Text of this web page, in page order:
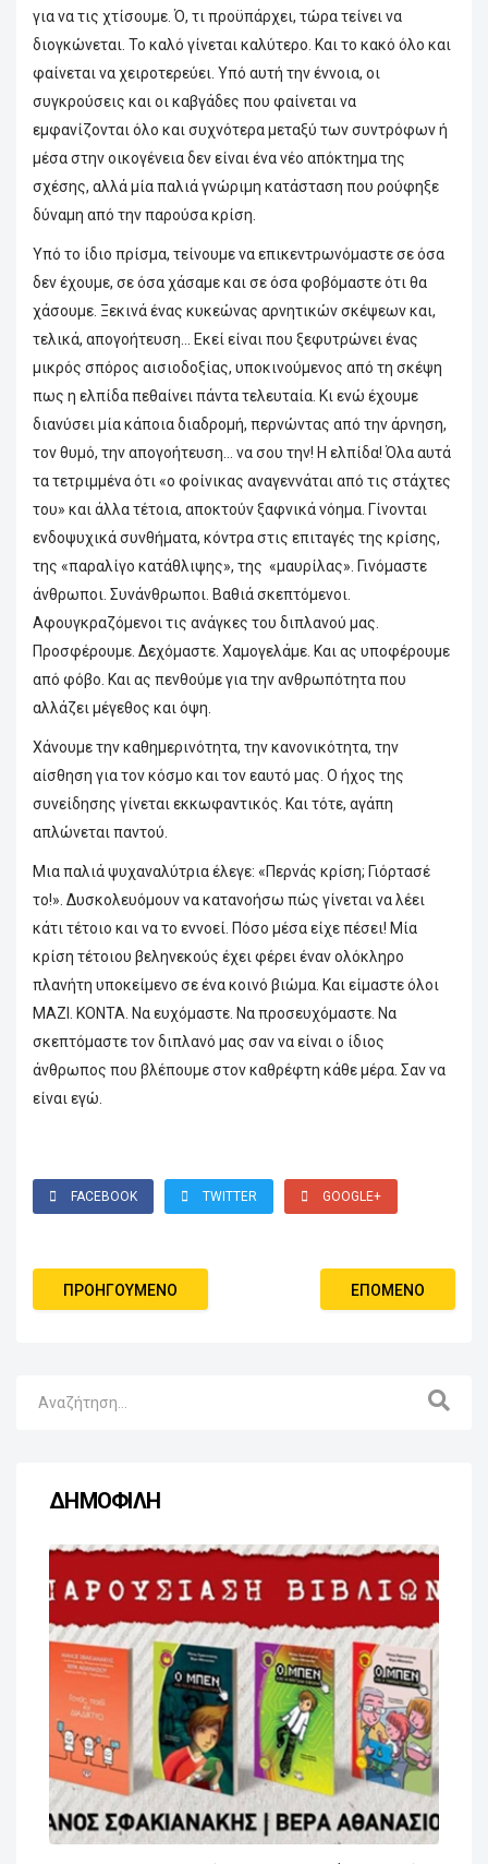
για να τις χτίσουμε. Ό, τι προϋπάρχει, τώρα τείνει να
διογκώνεται. Το καλό γίνεται καλύτερο. Και το κακό όλο και
φαίνεται να χειροτερεύει. Υπό αυτή την έννοια, οι
συγκρούσεις και οι καβγάδες που φαίνεται να
εμφανίζονται όλο και συχνότερα μεταξύ των συντρόφων ή
μέσα στην οικογένεια δεν είναι ένα νέο απόκτημα της
σχέσης, αλλά μία παλιά γνώριμη κατάσταση που ρούφηξε
δύναμη από την παρούσα κρίση.
Υπό το ίδιο πρίσμα, τείνουμε να επικεντρωνόμαστε σε όσα
δεν έχουμε, σε όσα χάσαμε και σε όσα φοβόμαστε ότι θα
χάσουμε. Ξεκινά ένας κυκεώνας αρνητικών σκέψεων και,
τελικά, απογοήτευση… Εκεί είναι που ξεφυτρώνει ένας
μικρός σπόρος αισιοδοξίας, υποκινούμενος από τη σκέψη
πως η ελπίδα πεθαίνει πάντα τελευταία. Κι ενώ έχουμε
διανύσει μία κάποια διαδρομή, περνώντας από την άρνηση,
τον θυμό, την απογοήτευση… να σου την! Η ελπίδα! Όλα αυτά
τα τετριμμένα ότι «ο φοίνικας αναγεννάται από τις στάχτες
του» και άλλα τέτοια, αποκτούν ξαφνικά νόημα. Γίνονται
ενδοψυχικά συνθήματα, κόντρα στις επιταγές της κρίσης,
της «παραλίγο κατάθλιψης», της «μαυρίλας». Γινόμαστε
άνθρωποι. Συνάνθρωποι. Βαθιά σκεπτόμενοι.
Αφουγκραζόμενοι τις ανάγκες του διπλανού μας.
Προσφέρουμε. Δεχόμαστε. Χαμογελάμε. Και ας υποφέρουμε
από φόβο. Και ας πενθούμε για την ανθρωπότητα που
αλλάζει μέγεθος και όψη.
Χάνουμε την καθημερινότητα, την κανονικότητα, την
αίσθηση για τον κόσμο και τον εαυτό μας. Ο ήχος της
συνείδησης γίνεται εκκωφαντικός. Και τότε, αγάπη
απλώνεται παντού.
Μια παλιά ψυχαναλύτρια έλεγε: «Περνάς κρίση; Γιόρτασέ
το!». Δυσκολευόμουν να κατανοήσω πώς γίνεται να λέει
κάτι τέτοιο και να το εννοεί. Πόσο μέσα είχε πέσει! Μία
κρίση τέτοιου βεληνεκούς έχει φέρει έναν ολόκληρο
πλανήτη υποκείμενο σε ένα κοινό βιώμα. Και είμαστε όλοι
ΜΑΖΙ. ΚΟΝΤΑ. Να ευχόμαστε. Να προσευχόμαστε. Να
σκεπτόμαστε τον διπλανό μας σαν να είναι ο ίδιος
άνθρωπος που βλέπουμε στον καθρέφτη κάθε μέρα. Σαν να
είναι εγώ.
FACEBOOK TWITTER GOOGLE+
ΠΡΟΗΓΟΎΜΕΝΟ ΕΠΌΜΕΝΟ
ΔΗΜΟΦΙΛΗ